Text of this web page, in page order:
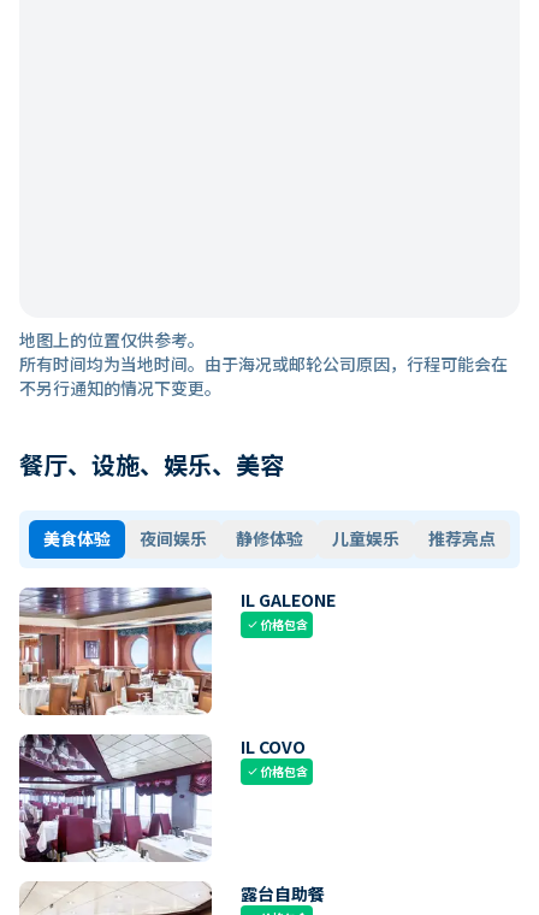
地图上的位置仅供参考。
所有时间均为当地时间。由于海况或邮轮公司原因，行程可能会在
不另行通知的情况下变更。
餐厅、设施、娱乐、美容
美食体验 夜间娱乐 静修体验 儿童娱乐 推荐亮点
IL GALEONE
check价格包含
IL COVO
check价格包含
露台自助餐